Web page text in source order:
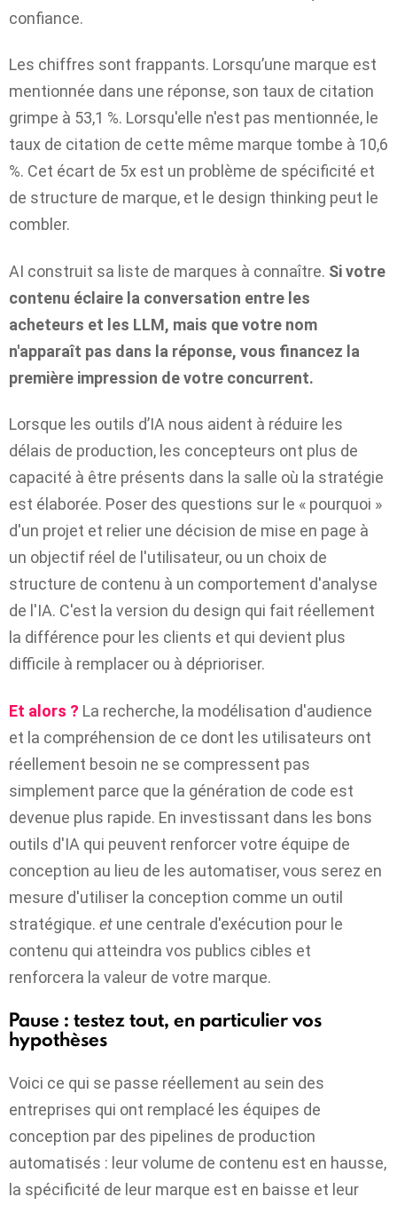
confiance.
Les chiffres sont frappants. Lorsqu’une marque est
mentionnée dans une réponse, son taux de citation
grimpe à 53,1 %. Lorsqu'elle n'est pas mentionnée, le
taux de citation de cette même marque tombe à 10,6
%. Cet écart de 5x est un problème de spécificité et
de structure de marque, et le design thinking peut le
combler.
AI construit sa liste de marques à connaître. Si votre
contenu éclaire la conversation entre les
acheteurs et les LLM, mais que votre nom
n'apparaît pas dans la réponse, vous financez la
première impression de votre concurrent.
Lorsque les outils d’IA nous aident à réduire les
délais de production, les concepteurs ont plus de
capacité à être présents dans la salle où la stratégie
est élaborée. Poser des questions sur le « pourquoi »
d'un projet et relier une décision de mise en page à
un objectif réel de l'utilisateur, ou un choix de
structure de contenu à un comportement d'analyse
de l'IA. C'est la version du design qui fait réellement
la différence pour les clients et qui devient plus
difficile à remplacer ou à déprioriser.
Et alors ? La recherche, la modélisation d'audience
et la compréhension de ce dont les utilisateurs ont
réellement besoin ne se compressent pas
simplement parce que la génération de code est
devenue plus rapide. En investissant dans les bons
outils d'IA qui peuvent renforcer votre équipe de
conception au lieu de les automatiser, vous serez en
mesure d'utiliser la conception comme un outil
stratégique. et une centrale d'exécution pour le
contenu qui atteindra vos publics cibles et
renforcera la valeur de votre marque.
Pause : testez tout, en particulier vos
hypothèses
Voici ce qui se passe réellement au sein des
entreprises qui ont remplacé les équipes de
conception par des pipelines de production
automatisés : leur volume de contenu est en hausse,
la spécificité de leur marque est en baisse et leur